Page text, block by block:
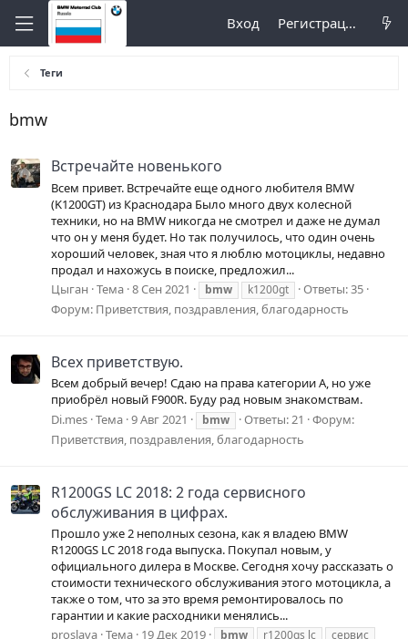
Вход Регистрация
Теги
bmw
Встречайте новенького
Всем привет. Встречайте еще одного любителя BMW
(K1200GT) из Краснодара Было много двух колесной
техники, но на BMW никогда не смотрел и даже не думал
что он у меня будет. Но так получилось, что один очень
хороший человек, зная что я люблю мотоциклы, недавно
продал и нахожусь в поиске, предложил...
Цыган Тема 8 Сен 2021 bmw k1200gt
Ответы: 35
Форум: Приветствия, поздравления, благодарность
Всех приветствую.
Всем добрый вечер! Сдаю на права категории А, но уже
приобрёл новый F900R. Буду рад новым знакомствам.
Di.mes Тема 9 Авг 2021 bmw Ответы: 21
Форум:
Приветствия, поздравления, благодарность
R1200GS LC 2018: 2 года сервисного
обслуживания в цифрах.
Прошло уже 2 неполных сезона, как я владею BMW
R1200GS LC 2018 года выпуска. Покупал новым, у
официального дилера в Москве. Сегодня хочу рассказать о
стоимости технического обслуживания этого мотоцикла, а
также о том, что за это время ремонтировалось по
гарантии и какие расходники менялись...
proslava Тема 19 Дек 2019 bmw r1200gs lc
сервис